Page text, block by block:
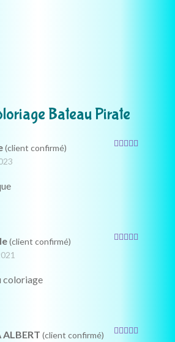
Bateau Pirate
(client confirmé)
(client confirmé)
coloriage
ALBERT (client confirmé)